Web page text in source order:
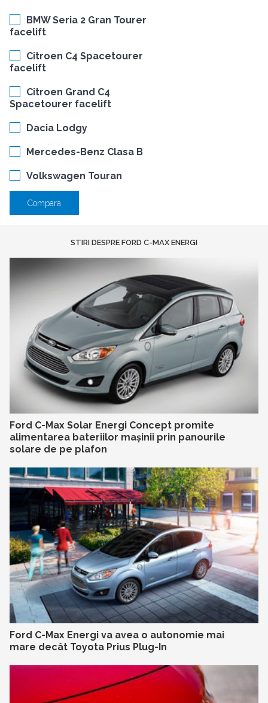
BMW Seria 2 Gran Tourer
facelift
Citroen C4 Spacetourer
facelift
Citroen Grand C4
Spacetourer facelift
Dacia Lodgy
Mercedes-Benz Clasa B
Volkswagen Touran
Compara
STIRI DESPRE FORD C-MAX ENERGI
Ford C-Max Solar Energi Concept promite
alimentarea bateriilor mașinii prin panourile
solare de pe plafon
Ford C-Max Energi va avea o autonomie mai
mare decât Toyota Prius Plug-In